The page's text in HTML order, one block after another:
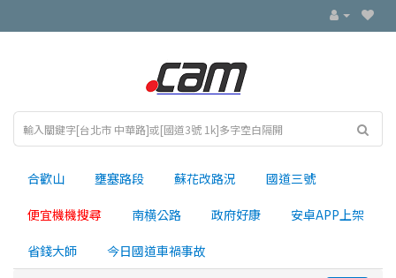
合歡山 壅塞路段 蘇花改路況 國道三號
便宜機機搜尋 南横公路 政府好康 安卓APP上架
省錢大師 今日國道車禍事故